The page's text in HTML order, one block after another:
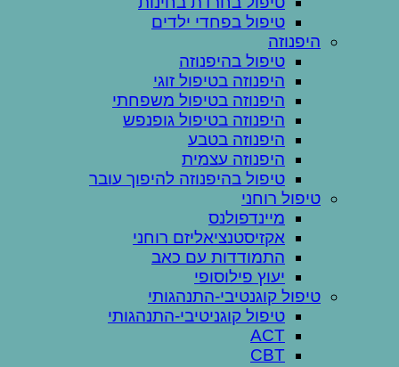
טיפול בפחדי ילדים
היפנוזה
טיפול בהיפנוזה
היפנוזה בטיפול זוגי
היפנוזה בטיפול משפחתי
היפנוזה בטיפול גופנפש
היפנוזה בטבע
היפנוזה עצמית
טיפול בהיפנוזה להיפוך עובר
טיפול רוחני
מיינדפולנס
אקזיסטנציאליזם רוחני
התמודדות עם כאב
יעוץ פילוסופי
טיפול קוגנטיבי-התנהגותי
טיפול קוגניטיבי-התנהגותי
ACT
CBT